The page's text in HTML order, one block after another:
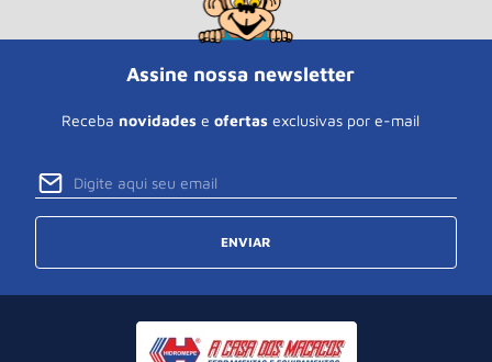
Assine nossa newsletter
Receba novidades e ofertas exclusivas por e-mail
ENVIAR